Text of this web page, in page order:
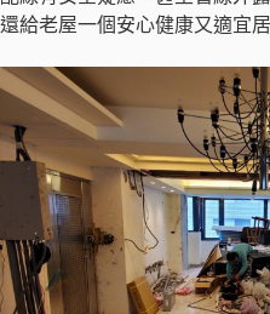
還給老屋一個安心健康又適宜